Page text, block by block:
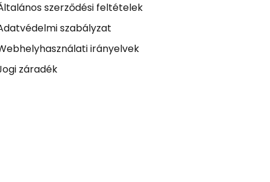
szerződési feltételek
szabályzat
irányelvek
záradék